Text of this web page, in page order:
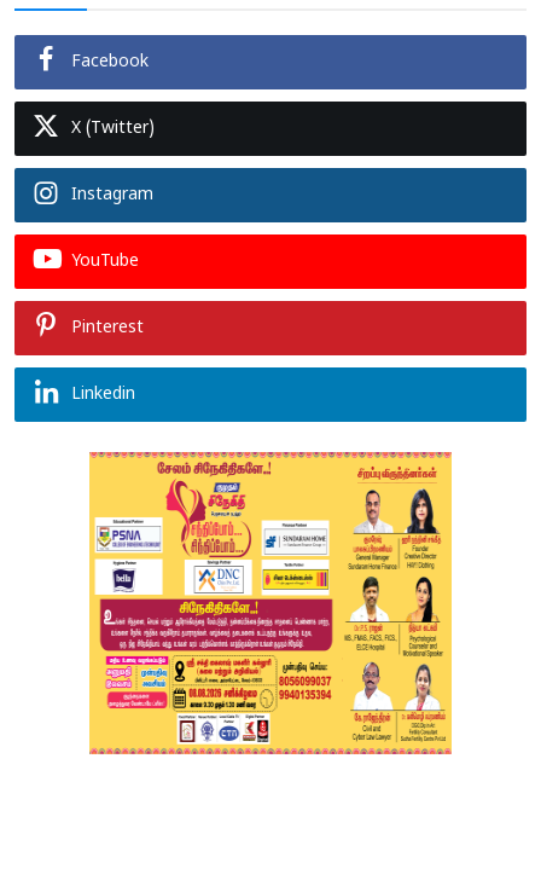
Facebook
X (Twitter)
Instagram
YouTube
Pinterest
Linkedin